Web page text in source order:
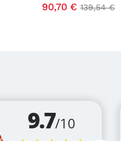
Precio
90,70 € Precio
139,54 €